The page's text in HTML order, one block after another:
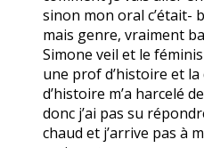
sinon mon oral c’était-
mais genre, vraiment
Simone veil et le
une prof d’histoire et
d’histoire m’a harcelé
donc j’ai pas su
chaud et j’arrive pas à